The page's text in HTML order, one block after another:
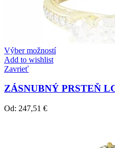
Výber možností
Add to wishlist
Zavrieť
ZÁSNUBNÝ PRSTEŇ
Od: 247,51 €